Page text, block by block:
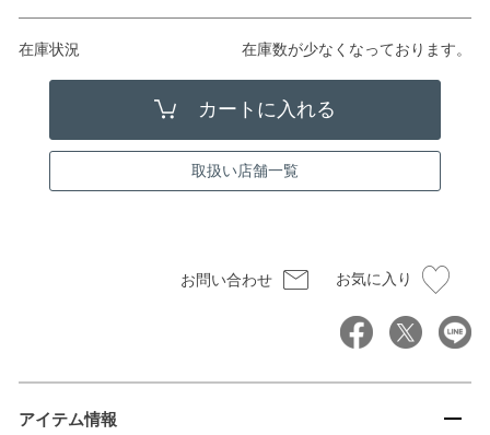
在庫状況 在庫数が少なくなっております。
取扱い店舗一覧
お問い合わせ お気に入り
アイテム情報